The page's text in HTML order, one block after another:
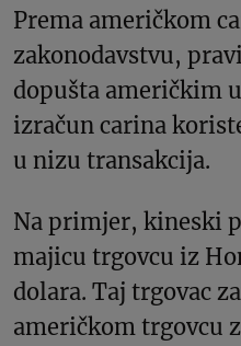
Prema američkom
zakonodavstvu,
dopušta američkim
izračun carina
u nizu transakcija.
Na primjer, kineski
majicu trgovcu iz
dolara. Taj trgovac
američkom trgovcu